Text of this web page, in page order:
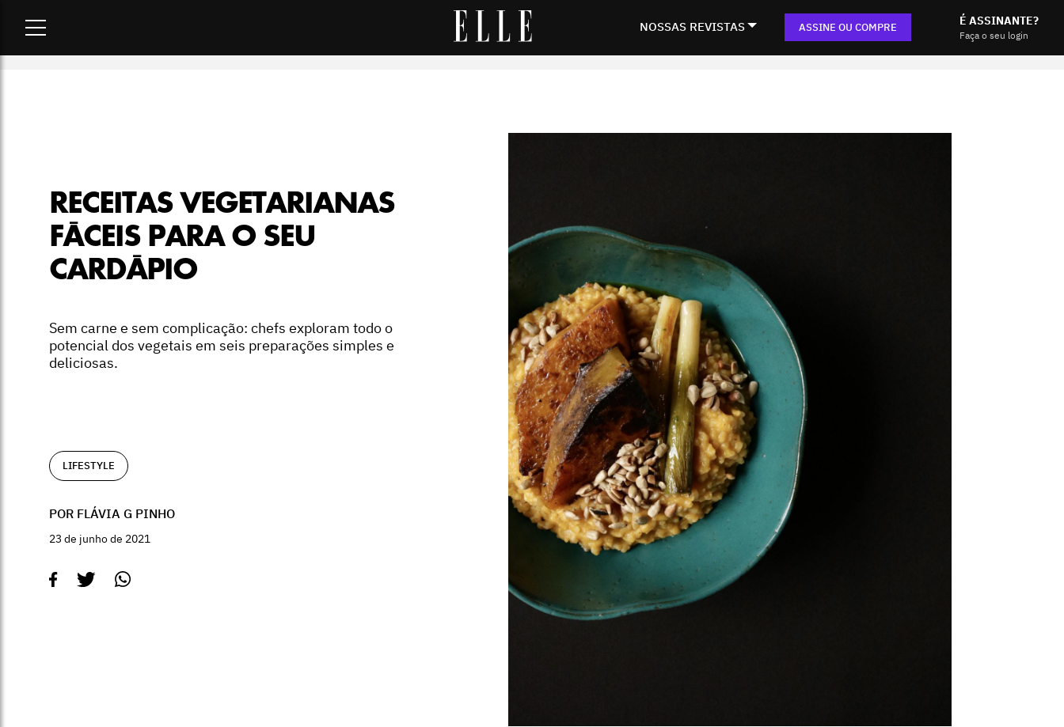
NOSSAS REVISTAS ASSINE OU COMPRE É ASSINANTE?
Faça o seu login
RECEITAS VEGETARIANAS
FÁCEIS PARA O SEU
CARDÁPIO
Sem carne e sem complicação: chefs exploram todo o
potencial dos vegetais em seis preparações simples e
deliciosas.
LIFESTYLE
POR FLÁVIA G PINHO
23 de junho de 2021